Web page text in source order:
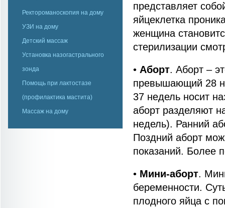
Ректороманоскопия на дому
УЗИ на дому
Детский массаж
Установка назогастрального
зонда
Помощь при лактостазе
(профилактика мастита)
Массаж на дому
представляет
яйцеклетка
женщина
стерилизации
• Аборт. Аборт –
превышающий 28
37 недель носит
аборт разделяют
недель). Ранний
Поздний аборт
показаний. Более
• Мини-аборт.
беременности.
плодного яйца с